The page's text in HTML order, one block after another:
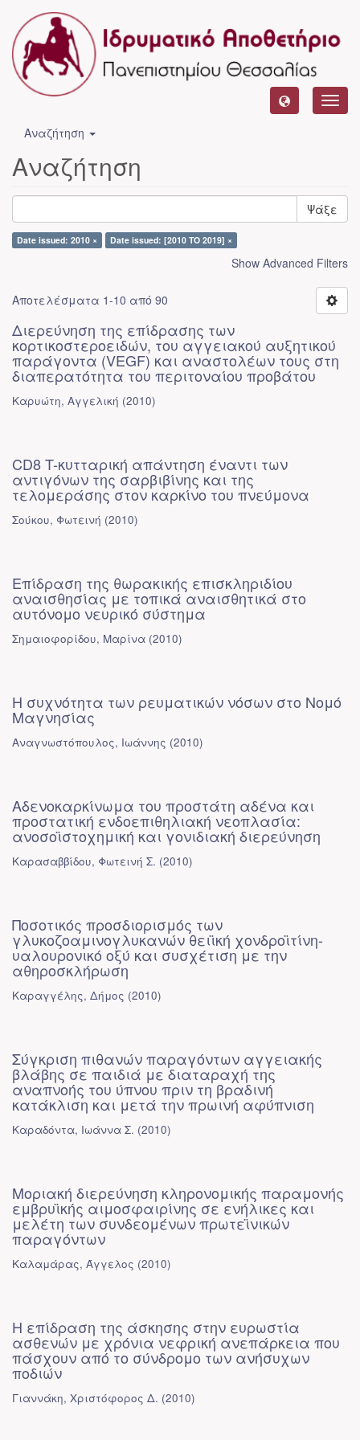
Αναζήτηση
Αναζήτηση
Ψάξε
Date issued: 2010 × Date issued: [2010 TO 2019] ×
Show Advanced Filters
Αποτελέσματα 1-10 από 90
Διερεύνηση της επίδρασης των
κορτικοστεροειδών, του αγγειακού αυξητικού
παράγοντα (VEGF) και αναστολέων τους στη
διαπερατότητα του περιτοναίου προβάτου
Καρυώτη, Αγγελική (2010)
CD8 T-κυτταρική απάντηση έναντι των
αντιγόνων της σαρβιβίνης και της
τελομεράσης στον καρκίνο του πνεύμονα
Σούκου, Φωτεινή (2010)
Επίδραση της θωρακικής επισκληριδίου
αναισθησίας με τοπικά αναισθητικά στο
αυτόνομο νευρικό σύστημα
Σημαιοφορίδου, Μαρίνα (2010)
Η συχνότητα των ρευματικών νόσων στο Νομό
Μαγνησίας
Αναγνωστόπουλος, Ιωάννης (2010)
Αδενοκαρκίνωμα του προστάτη αδένα και
προστατική ενδοεπιθηλιακή νεοπλασία:
ανοσοϊστοχημική και γονιδιακή διερεύνηση
Καρασαββίδου, Φωτεινή Σ. (2010)
Ποσοτικός προσδιορισμός των
γλυκοζοαμινογλυκανών θειϊκή χονδροϊτίνη-
υαλουρονικό οξύ και συσχέτιση με την
αθηροσκλήρωση
Καραγγέλης, Δήμος (2010)
Σύγκριση πιθανών παραγόντων αγγειακής
βλάβης σε παιδιά με διαταραχή της
αναπνοής του ύπνου πριν τη βραδινή
κατάκλιση και μετά την πρωινή αφύπνιση
Καραδόντα, Ιωάννα Σ. (2010)
Μοριακή διερεύνηση κληρονομικής παραμονής
εμβρυϊκής αιμοσφαιρίνης σε ενήλικες και
μελέτη των συνδεομένων πρωτεϊνικών
παραγόντων
Καλαμάρας, Άγγελος (2010)
Η επίδραση της άσκησης στην ευρωστία
ασθενών με χρόνια νεφρική ανεπάρκεια που
πάσχουν από το σύνδρομο των ανήσυχων
ποδιών
Γιαννάκη, Χριστόφορος Δ. (2010)